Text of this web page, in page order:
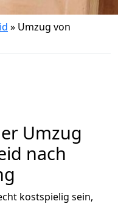
» Umzug von
Umzug
nach
kostspielig sein,